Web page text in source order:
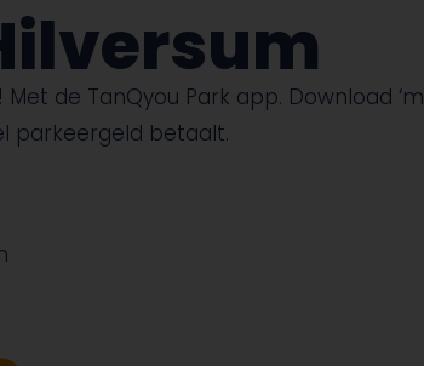
de TanQyou Park app. Download ‘m
parkeergeld betaalt.